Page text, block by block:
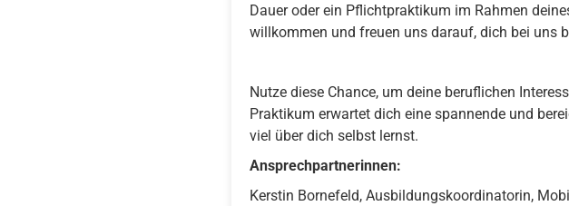
Dauer oder ein Pflichtpraktikum im Rahmen
willkommen und freuen uns darauf, dich bei uns
Nutze diese Chance, um deine beruflichen
Praktikum erwartet dich eine spannende und
viel über dich selbst lernst.
Ansprechpartnerinnen:
Kerstin Bornefeld, Ausbildungskoordinatorin,